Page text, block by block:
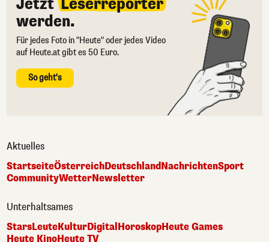
werden.
Für jedes Foto in "Heute" oder jedes Video
auf Heute.at gibt es 50 Euro.
So geht's
Aktuelles
StartseiteÖsterreichDeutschlandNachrichtenSport
CommunityWetterNewsletter
Unterhaltsames
StarsLeuteKulturDigital HoroskopHeute Games
Heute KinoHeute TV